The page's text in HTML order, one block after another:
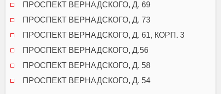
ПРОСПЕКТ ВЕРНАДСКОГО, Д. 69
ПРОСПЕКТ ВЕРНАДСКОГО, Д. 73
ПРОСПЕКТ ВЕРНАДСКОГО, Д. 61, КОРП. 3
ПРОСПЕКТ ВЕРНАДСКОГО, Д.56
ПРОСПЕКТ ВЕРНАДСКОГО, Д. 58
ПРОСПЕКТ ВЕРНАДСКОГО, Д. 54